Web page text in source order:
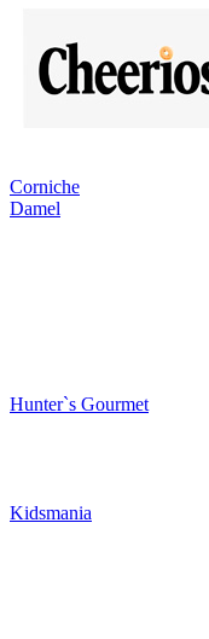
Corniche
Damel
Hunter`s Gourmet
Kidsmania